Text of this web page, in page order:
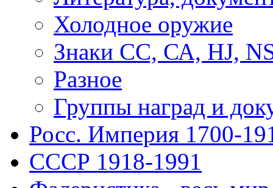
Холодное оружие
Знаки СС, СА, HJ,
Разное
Группы наград и
Росс. Империя 1700-
СССР 1918-1991